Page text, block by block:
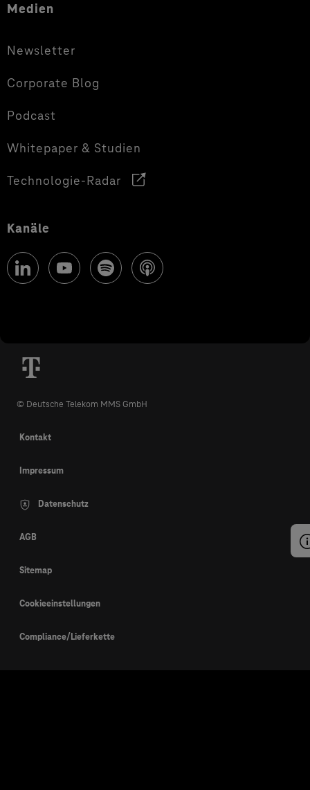
Medien
Newsletter
Corporate Blog
Podcast
Whitepaper & Studien
Technologie-Radar
Kanäle
© Deutsche Telekom MMS GmbH
Kontakt
Impressum
Datenschutz
AGB
Sitemap
Cookieeinstellungen
Compliance/Lieferkette